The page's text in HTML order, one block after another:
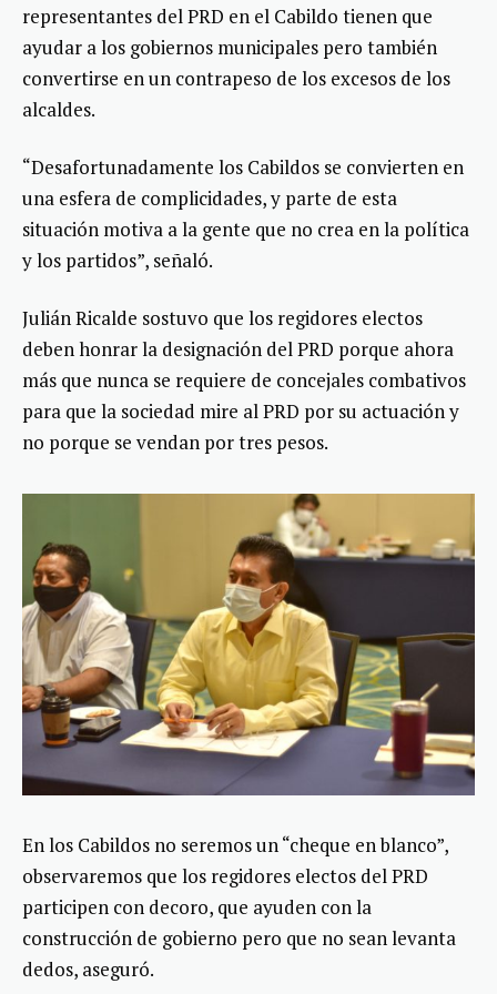
representantes del PRD en el Cabildo tienen que
ayudar a los gobiernos municipales pero también
convertirse en un contrapeso de los excesos de los
alcaldes.
“Desafortunadamente los Cabildos se convierten en
una esfera de complicidades, y parte de esta
situación motiva a la gente que no crea en la política
y los partidos”, señaló.
Julián Ricalde sostuvo que los regidores electos
deben honrar la designación del PRD porque ahora
más que nunca se requiere de concejales combativos
para que la sociedad mire al PRD por su actuación y
no porque se vendan por tres pesos.
En los Cabildos no seremos un “cheque en blanco”,
observaremos que los regidores electos del PRD
participen con decoro, que ayuden con la
construcción de gobierno pero que no sean levanta
dedos, aseguró.